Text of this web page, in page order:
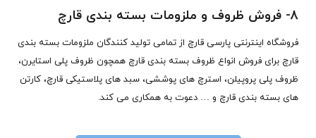
8- فروش ظروف و ملزومات بسته بندی قارچ
فروشگاه اینترنتی پارسی قارچ از تمامی تولید کنندگان ملزومات بسته بندی
قارچ برای فروش انواع ظروف بسته بندی قارچ همچون ظروف پلی استایرن،
ظروف پلی پروپیلن، استرچ های پوششی، سبد های پلاستیکی قارچ، کارتن
های بسته بندی قارچ و … دعوت به همکاری می کند.